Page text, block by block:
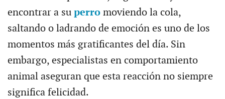
encontrar a su perromoviendo la cola,
saltando o ladrando de emoción es uno de los
momentos más gratificantes del día. Sin
embargo, especialistas en comportamiento
animal aseguran que esta reacción no siempre
significa felicidad.